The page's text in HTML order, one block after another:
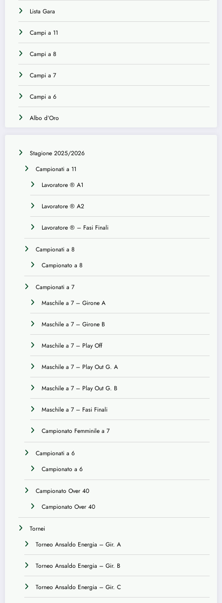
Lista Gara
Campi a 11
Campi a 8
Campi a 7
Campi a 6
Albo d’Oro
Stagione 2025/2026
Campionati a 11
Lavoratore ® A1
Lavoratore ® A2
Lavoratore ® – Fasi Finali
Campionati a 8
Campionato a 8
Campionati a 7
Maschile a 7 – Girone A
Maschile a 7 – Girone B
Maschile a 7 – Play Off
Maschile a 7 – Play Out G. A
Maschile a 7 – Play Out G. B
Maschile a 7 – Fasi Finali
Campionato Femminile a 7
Campionati a 6
Campionato a 6
Campionato Over 40
Campionato Over 40
Tornei
Torneo Ansaldo Energia – Gir. A
Torneo Ansaldo Energia – Gir. B
Torneo Ansaldo Energia – Gir. C